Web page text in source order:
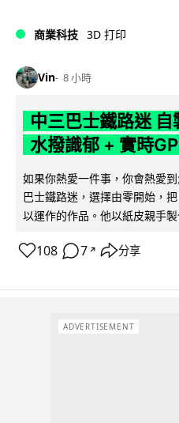
商業科技 3D 打印
Vin 8 小時
中三巴士鐵路迷
水撥識郁 + 實時
如果你熱愛一件事，你會熱愛
巴士鐵路迷，選擇由零開始，
以運作的作品。他以紙皮親手
108 7 ↗ 分享
ADVERTISEMENT